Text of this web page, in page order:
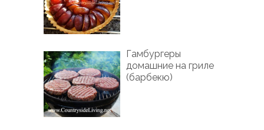
Гамбургеры
домашние на гриле
(барбекю)